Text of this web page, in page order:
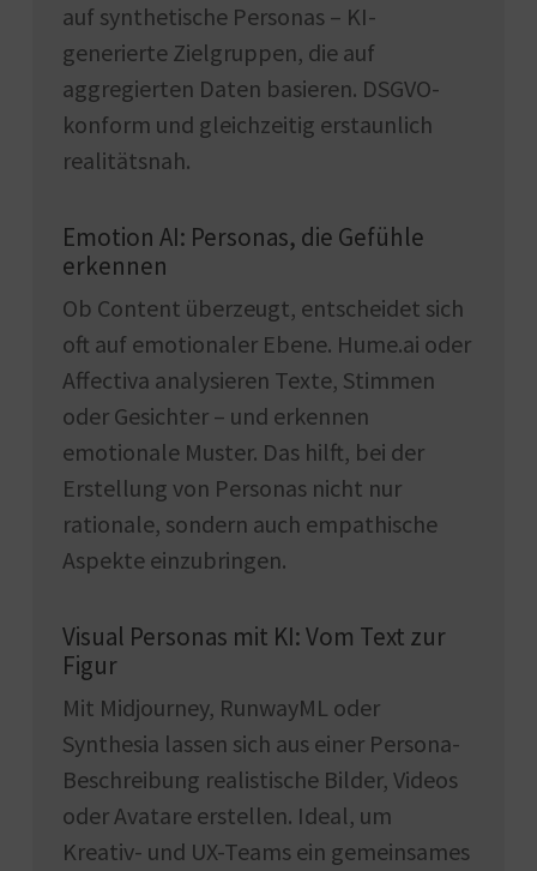
auf synthetische Personas – KI-
generierte Zielgruppen, die auf
aggregierten Daten basieren. DSGVO-
konform und gleichzeitig erstaunlich
realitätsnah.
Emotion AI: Personas, die Gefühle
erkennen
Ob Content überzeugt, entscheidet sich
oft auf emotionaler Ebene. Hume.ai oder
Affectiva analysieren Texte, Stimmen
oder Gesichter – und erkennen
emotionale Muster. Das hilft, bei der
Erstellung von Personas nicht nur
rationale, sondern auch empathische
Aspekte einzubringen.
Visual Personas mit KI: Vom Text zur
Figur
Mit Midjourney, RunwayML oder
Synthesia lassen sich aus einer Persona-
Beschreibung realistische Bilder, Videos
oder Avatare erstellen. Ideal, um
Kreativ- und UX-Teams ein gemeinsames